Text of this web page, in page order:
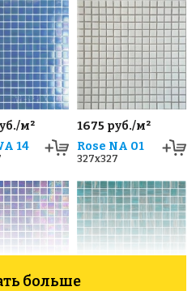
м²
14
1675 руб./м²
Rose NA 01
327x327
больше